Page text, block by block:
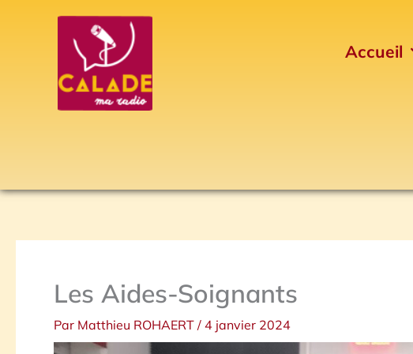
Accueil
Les Aides-Soignants
Par Matthieu ROHAERT / 4 janvier 2024